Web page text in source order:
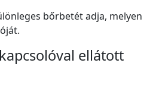
bőrbetét adja, melyen
ellátott